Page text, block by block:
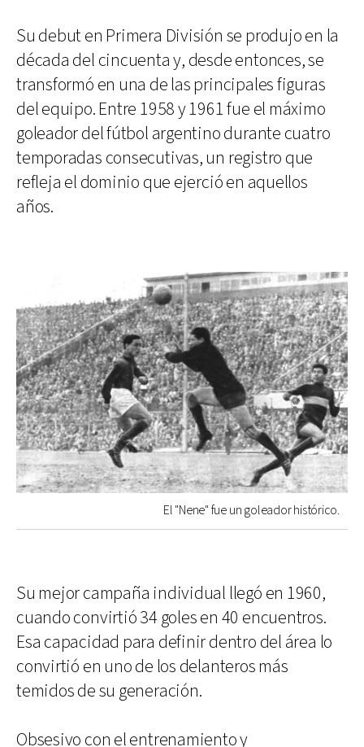
Su debut en Primera División se produjo en la
década del cincuenta y, desde entonces, se
transformó en una de las principales figuras
del equipo. Entre 1958 y 1961 fue el máximo
goleador del fútbol argentino durante cuatro
temporadas consecutivas, un registro que
refleja el dominio que ejerció en aquellos
años.
El "Nene" fue un goleador histórico.
Su mejor campaña individual llegó en 1960,
cuando convirtió 34 goles en 40 encuentros.
Esa capacidad para definir dentro del área lo
convirtió en uno de los delanteros más
temidos de su generación.
Obsesivo con el entrenamiento y